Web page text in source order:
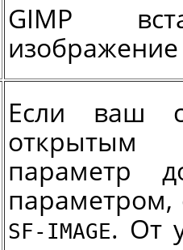
GIMP
Если ваш
открытым
параметр
параметром,
SF-IMAGE. От